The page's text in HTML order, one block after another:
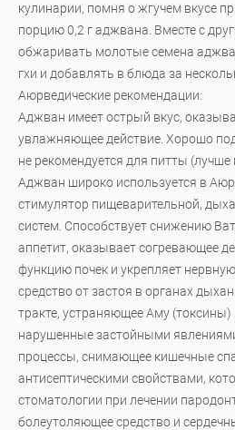
кулинарии, помня о жгучем вкусе
порцию 0,2 г аджвана. Вместе с
обжаривать молотые семена
гхи и добавлять в блюда за
Аюрведические рекомендации:
Аджван имеет острый вкус,
увлажняющее действие. Хорошо
не рекомендуется для питты (лучше
Аджван широко используется в
стимулятор пищеварительной,
систем. Способствует снижению
аппетит, оказывает согревающее
функцию почек и укрепляет
средство от застоя в органах
тракте, устраняющее Аму
нарушенные застойными
процессы, снимающее кишечные
антисептическими свойствами,
стоматологии при лечении
болеутоляющее средство и